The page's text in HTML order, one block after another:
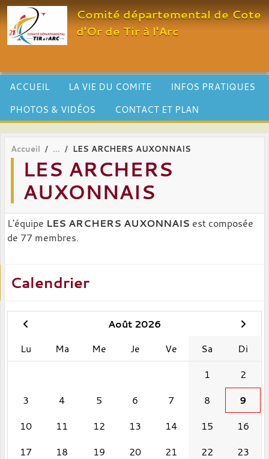
Comité départemental de Cote
d'Or de Tir à l'Arc
ACCUEIL LA VIE DU COMITE
INFOS PRATIQUES
PHOTOS & VIDÉOS
CONTACT ET PLAN
Accueil LES ARCHERS AUXONNAIS
LES ARCHERS
AUXONNAIS
L'équipe LES ARCHERS AUXONNAIS est composée
de 77 membres.
Calendrier
Août 2026
Lu
Ma Me Je Ve Sa
Di
1
2
3
4 5 6 7 8
9
10
11 12 13 14 15
16
17
18 19 20 21 22
23
Panneau de gestion des cookies